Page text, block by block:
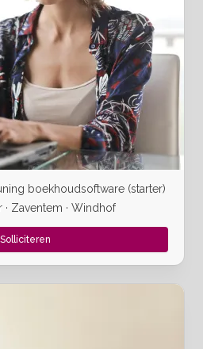
boekhoudsoftware (starter)
· Zaventem · Windhof
Solliciteren